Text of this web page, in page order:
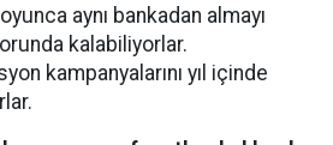
aynı bankadan almayı
kalabiliyorlar.
kampanyalarını yıl içinde